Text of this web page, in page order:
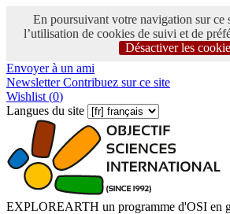
En poursuivant votre navigation sur ce
l’utilisation de cookies de suivi et de
Désactiver les
Envoyer à un ami
NewsletterContribuez sur ce site
Wishlist (0)
Langues du site
EXPLOREARTH un programme d'OSI en